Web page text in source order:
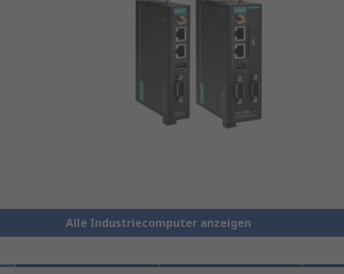
Alle Industriecomputer anzeigen